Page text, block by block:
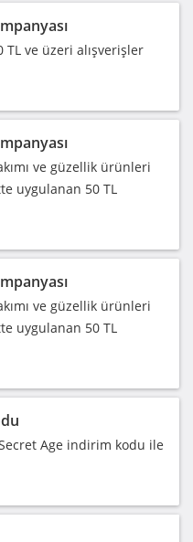
TL ve üzeri alışverişler
ve güzellik ürünleri
uygulanan 50 TL
ve güzellik ürünleri
uygulanan 50 TL
Age indirim kodu ile